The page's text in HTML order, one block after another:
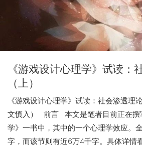
《游戏设计心理学》试读：
（上）
《游戏设计心理学》试读：社会渗透理
文慎入） 前言 本文是笔者目前正在撰
学》一书中，其中的一个心理学效应。
字，而该节则有近6万4千字。具体详情